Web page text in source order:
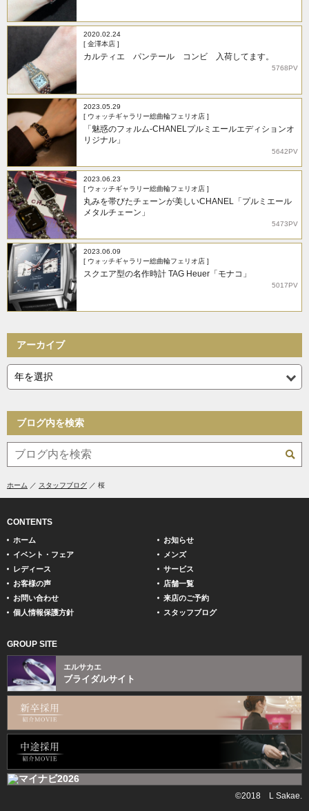
2020.02.24
[ 金澤本店 ]
カルティエ パンテール コンビ 入荷してます。
5768PV
2023.05.29
[ ウォッチギャラリー総曲輪フェリオ店 ]
「魅惑のフォルム-CHANELプルミエールエディションオ
リジナル」
5642PV
2023.06.23
[ ウォッチギャラリー総曲輪フェリオ店 ]
丸みを帯びたチェーンが美しいCHANEL「プルミエール
メタルチェーン」
5473PV
2023.06.09
[ ウォッチギャラリー総曲輪フェリオ店 ]
スクエア型の名作時計 TAG Heuer「モナコ」
5017PV
アーカイブ
ブログ内を検索
ホーム スタッフブログ 桜
CONTENTS
ホーム
お知らせ
イベント・フェア
メンズ
レディース
サービス
お客様の声
店舗一覧
お問い合わせ
来店のご予約
個人情報保護方針
スタッフブログ
GROUP SITE
エルサカエ
ブライダルサイト
©2018 L Sakae.